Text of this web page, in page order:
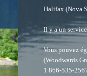
Halifax (Nova
Il y a un
Vous pouvez
(Woodwards
1 866-535-